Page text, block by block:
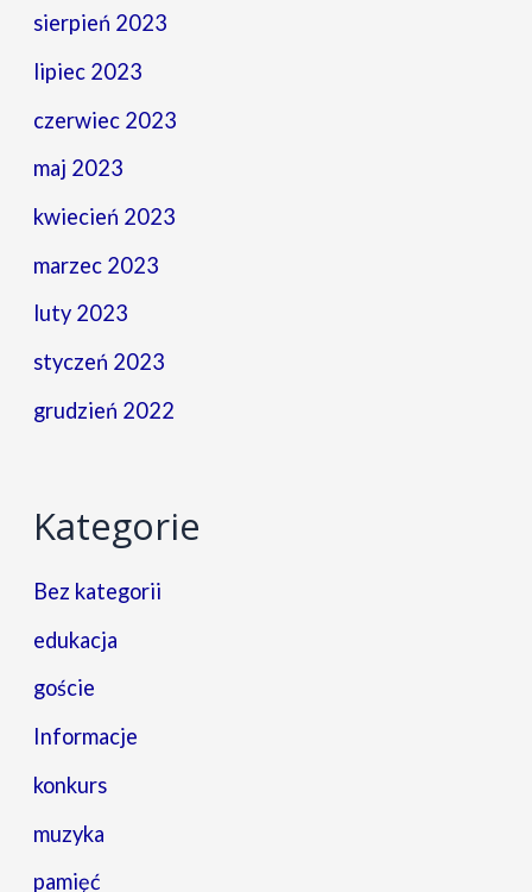
sierpień 2023
lipiec 2023
czerwiec 2023
maj 2023
kwiecień 2023
marzec 2023
luty 2023
styczeń 2023
grudzień 2022
Kategorie
Bez kategorii
edukacja
goście
Informacje
konkurs
muzyka
pamięć